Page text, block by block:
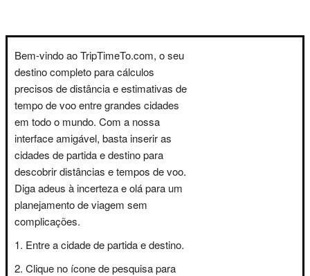
Bem-vindo ao TripTimeTo.com, o seu
destino completo para cálculos
precisos de distância e estimativas de
tempo de voo entre grandes cidades
em todo o mundo. Com a nossa
interface amigável, basta inserir as
cidades de partida e destino para
descobrir distâncias e tempos de voo.
Diga adeus à incerteza e olá para um
planejamento de viagem sem
complicações.
Entre a cidade de partida e destino.
Clique no ícone de pesquisa para